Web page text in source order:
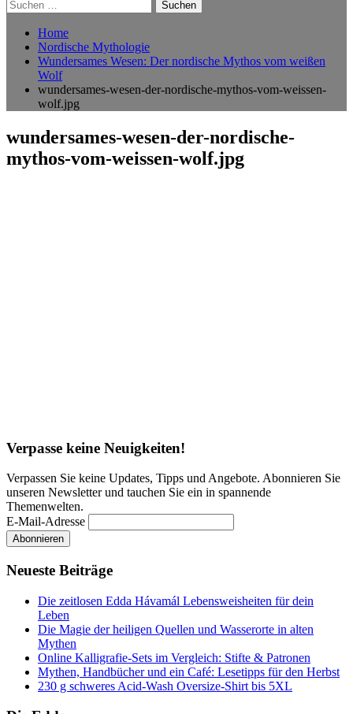
Suchen
nach:
Home
Nordische Mythologie
Wundersames Wesen: Der nordische Mythos vom weißen
Wolf
wundersames-wesen-der-nordische-mythos-vom-weissen-
wolf.jpg
wundersames-wesen-der-nordische-
mythos-vom-weissen-wolf.jpg
Verpasse keine Neuigkeiten!
Verpassen Sie keine Updates, Tipps und Angebote. Abonnieren Sie
unseren Newsletter und tauchen Sie ein in spannende
Themenwelten.
E-Mail-Adresse
Neueste Beiträge
Die zeitlosen Edda Hávamál Lebensweisheiten für dein
Leben
Die Magie der heiligen Quellen und Wasserorte in alten
Mythen
Online Kalligrafie‑Sets im Vergleich: Stifte & Patronen
Mythen, Handbücher und ein Café: Lesetipps für den Herbst
230 g schweres Acid-Wash Oversize-Shirt bis 5XL